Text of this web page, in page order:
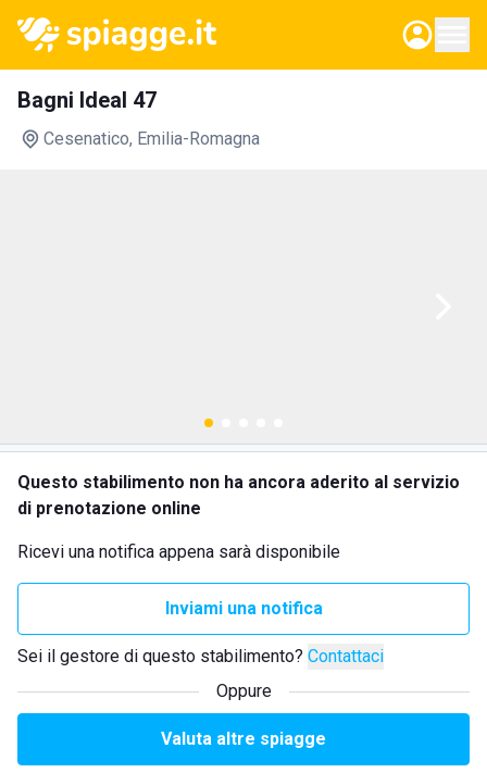
Bagni Ideal 47
Cesenatico, Emilia-Romagna
Questo stabilimento non ha ancora aderito al servizio
di prenotazione online
Ricevi una notifica appena sarà disponibile
Inviami una notifica
Sei il gestore di questo stabilimento? Contattaci
Oppure
Valuta altre spiagge